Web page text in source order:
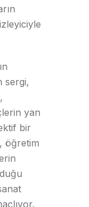
sergi,
yan
bir
öğretim